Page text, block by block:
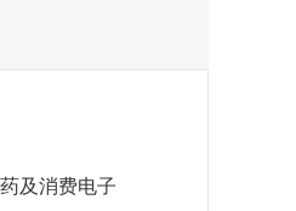
及消费电子